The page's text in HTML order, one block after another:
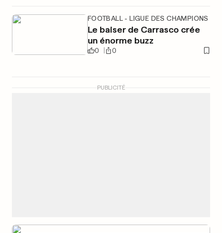
FOOTBALL - LIGUE DES CHAMPIONS
Le baiser de Carrasco crée
un énorme buzz
0 0
PUBLICITÉ